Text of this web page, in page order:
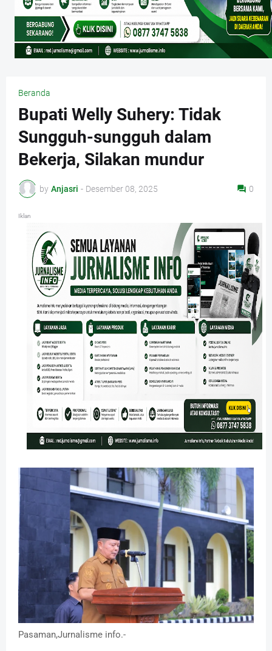
Beranda
Bupati Welly Suhery: Tidak
Sungguh-sungguh dalam
Bekerja, Silakan mundur
by Anjasri - Desember 08, 2025 0
Iklan
Pasaman,Jurnalisme info.-